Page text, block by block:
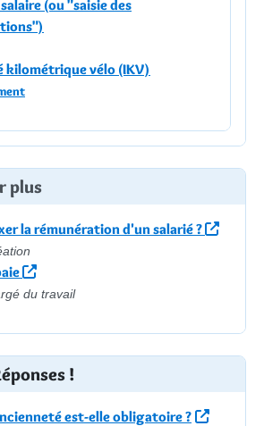
(ou "saisie des
kilométrique vélo (IKV)
plus
la rémunération d'un salarié ?
du travail
!
est-elle obligatoire ?